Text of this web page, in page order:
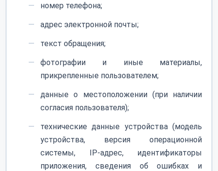
номер телефона;
адрес электронной почты;
текст обращения;
фотографии и иные материалы,
прикрепленные пользователем;
данные о местоположении (при наличии
согласия пользователя);
технические данные устройства (модель
устройства, версия операционной
системы, IP-адрес, идентификаторы
приложения, сведения об ошибках и